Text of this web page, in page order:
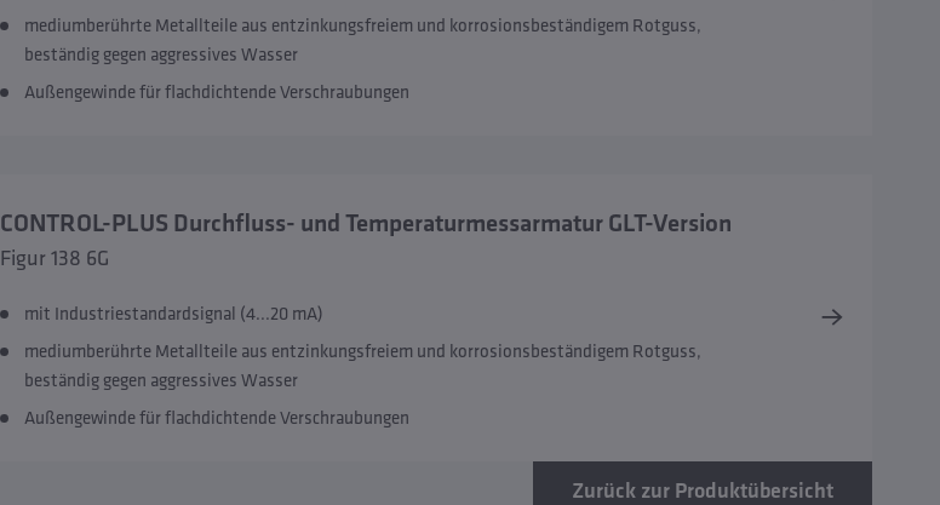
mediumberührte Metallteile aus entzinkungsfreiem und korrosionsbeständigem Rotguss,
beständig gegen aggressives Wasser
Außengewinde für flachdichtende Verschraubungen
CONTROL-PLUS Durchfluss- und Temperaturmessarmatur GLT-Version
Figur 138 6G
mit Industriestandardsignal (4...20 mA)
mediumberührte Metallteile aus entzinkungsfreiem und korrosionsbeständigem Rotguss,
beständig gegen aggressives Wasser
Außengewinde für flachdichtende Verschraubungen
Zurück zur Produktübersicht